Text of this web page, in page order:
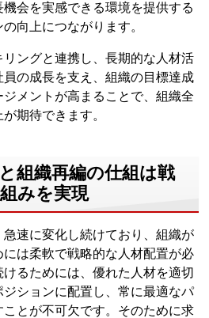
会を実感できる環境を提供する
向上につながります。
ングと連携し、長期的な人材活
の成長を支え、組織の目標達成
メントが高まることで、組織全
期待できます。
組織再編の仕組は戦
みを実現
速に変化し続けており、組織が
は柔軟で戦略的な人材配置が必
るためには、優れた人材を適切
ションに配置し、常に最適なパ
とが不可欠です。そのために求